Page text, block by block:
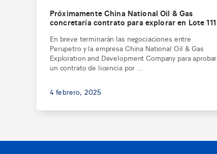
Próximamente China National Oil & Gas
concretaría contrato para explorar en Lote 111
En breve terminarán las negociaciones entre
Perupetro y la empresa China National Oil & Gas
Exploration and Development Company para aprobar
un contrato de licencia por ...
4 febrero, 2025